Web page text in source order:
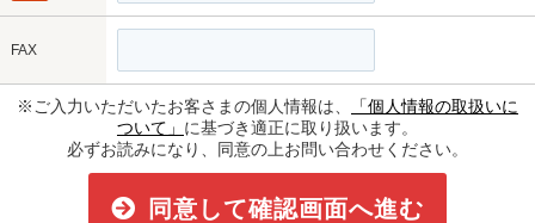
FAX
※ご入力いただいたお客さまの個人情報は、
「個人情報の取扱いに
ついて」 に基づき適正に取り扱います。
必ずお読みになり、同意の上お問い合わせください。
同意して確認画面へ進む